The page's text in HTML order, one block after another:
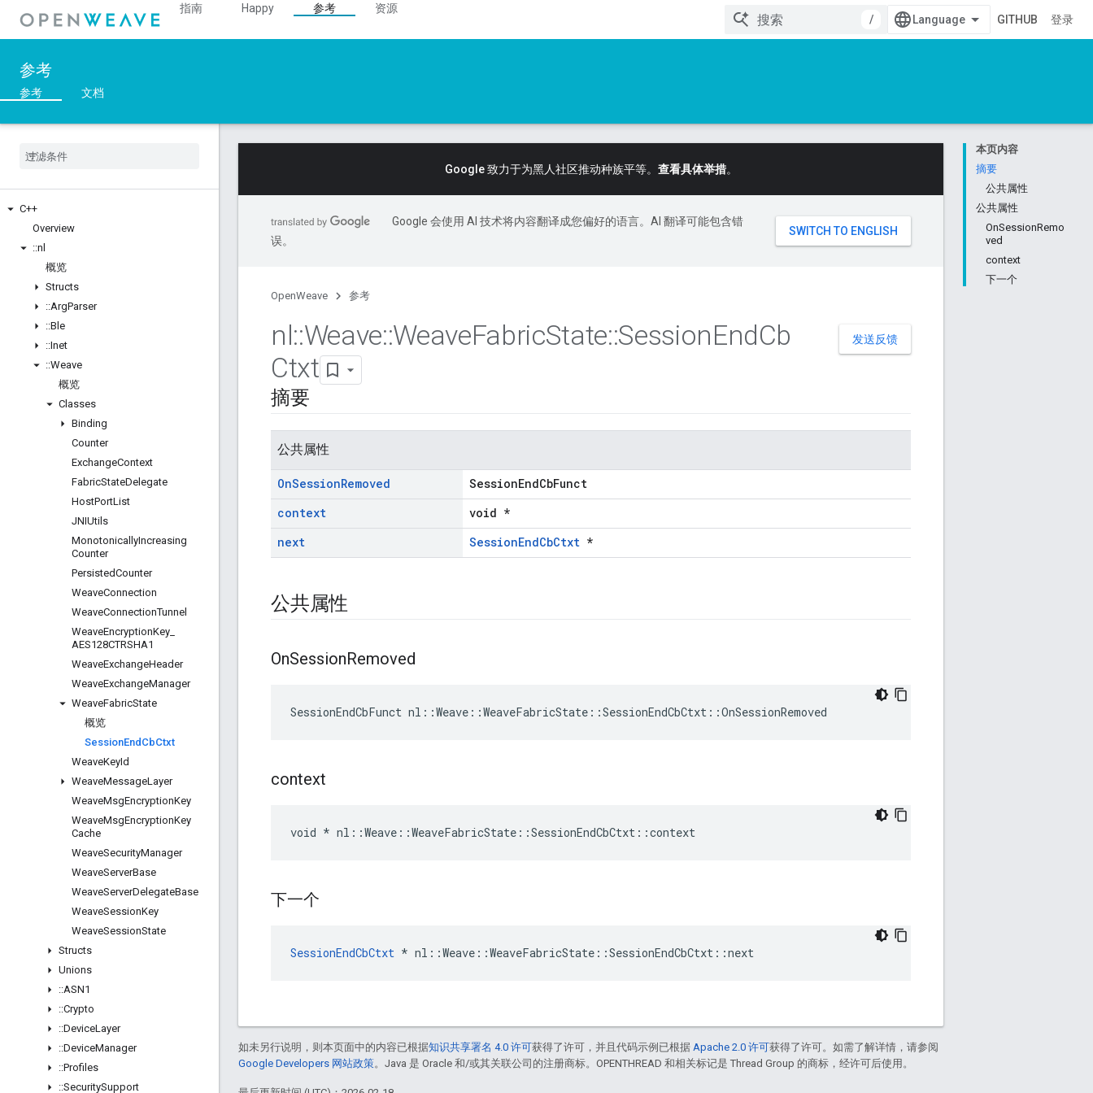
指南 Happy 参考
资源
/
GITHUB 登录
参考
参考 文档
C++
Overview
::nl
概览
Structs
::ArgParser
::Ble
::Inet
::Weave
概览
Classes
Binding
Counter
ExchangeContext
FabricStateDelegate
HostPortList
JNIUtils
MonotonicallyIncreasing
Counter
PersistedCounter
WeaveConnection
WeaveConnectionTunnel
WeaveEncryptionKey
AES128CTRSHA1
WeaveExchangeHeader
WeaveExchangeManager
WeaveFabricState
概览
SessionEnd CbCtxt
WeaveKeyId
WeaveMessageLayer
WeaveMsgEncryptionKey
WeaveMsgEncryptionKey
Cache
WeaveSecurityManager
WeaveServerBase
WeaveServerDelegateBase
WeaveSessionKey
WeaveSessionState
Structs
Unions
::ASN1
::Crypto
::DeviceLayer
::DeviceManager
::Profiles
::SecuritySupport
本页内容
摘要
公共属性
公共属性
OnSessionRemo
ved
context
下一个
Google 致力于为黑人社区推动种族平等。 查看具体举措。
Google 会使用 AI 技术将内容翻译成您偏好的语言。AI 翻译可能包含错
误。
OpenWeave 参考
发送反馈
nl::Weave::WeaveFabricState::SessionEndCb
Ctxt
摘要
公共属性
OnSessionRemoved
SessionEndCbFunct
context
void *
next
SessionEndCbCtxt *
公共属性
OnSessionRemoved
SessionEndCbFunct nl::Weave::WeaveFabricState::SessionEndCbCtxt::OnSessionRemoved
context
void * nl::Weave::WeaveFabricState::SessionEndCbCtxt::context
下一个
SessionEndCbCtxt * nl::Weave::WeaveFabricState::SessionEndCbCtxt::next
如未另行说明，则本页面中的内容已根据知识共享署名 4.0 许可获得了许可，并且代码示例已根据 Apache 2.0 许可获得了许可。如需了解详情，请参阅
Google Developers 网站政策。Java 是 Oracle 和/或其关联公司的注册商标。OPENTHREAD 和相关标记是 Thread Group 的商标，经许可后使用。